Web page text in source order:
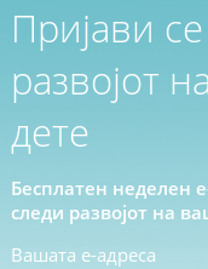
Пријави
развојот
дете
Бесплатен неделен
следи развојот на
Вашата е-адреса